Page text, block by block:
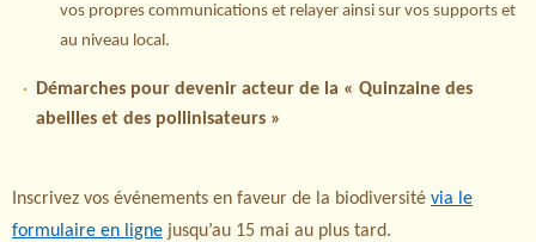
vos propres communications et relayer ainsi sur vos supports et
au niveau local.
Démarches pour devenir acteur de la « Quinzaine des
abeilles et des pollinisateurs »
Inscrivez vos événements en faveur de la biodiversité via le
formulaire en ligne jusqu’au 15 mai au plus tard.